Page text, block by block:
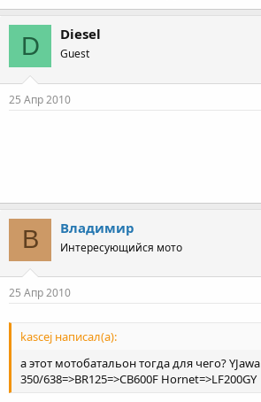
D Diesel
Guest
25 Апр 2010
В Владимир
Интересующийся мото
25 Апр 2010
kascej написал(а):
а этот мотобатальон тогда для чего? YJawa
350/638=>BR125=>CB600F Hornet=>LF200GY